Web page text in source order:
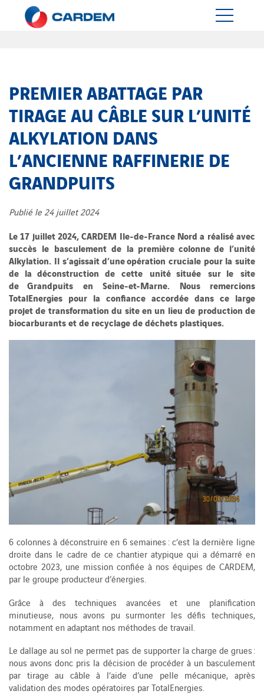
PREMIER ABATTAGE PAR
TIRAGE AU CÂBLE SUR L’UNITÉ
ALKYLATION DANS
L’ANCIENNE RAFFINERIE DE
GRANDPUITS
Publié le 24 juillet 2024
Le 17 juillet 2024, CARDEM Ile-de-France Nord a réalisé avec
succès le basculement de la première colonne de l’unité
Alkylation. Il s’agissait d’une opération cruciale pour la suite
de la déconstruction de cette unité située sur le site
de Grandpuits en Seine-et-Marne. Nous remercions
TotalEnergies pour la confiance accordée dans ce large
projet de transformation du site en un lieu de production de
biocarburants et de recyclage de déchets plastiques.
6 colonnes à déconstruire en 6 semaines : c’est la dernière ligne
droite dans le cadre de ce chantier atypique qui a démarré en
octobre 2023, une mission confiée à nos équipes de CARDEM,
par le groupe producteur d’énergies.
Grâce à des techniques avancées et une planification
minutieuse, nous avons pu surmonter les défis techniques,
notamment en adaptant nos méthodes de travail.
Le dallage au sol ne permet pas de supporter la charge de grues :
nous avons donc pris la décision de procéder à un basculement
par tirage au câble à l’aide d’une pelle mécanique, après
validation des modes opératoires par TotalEnergies.